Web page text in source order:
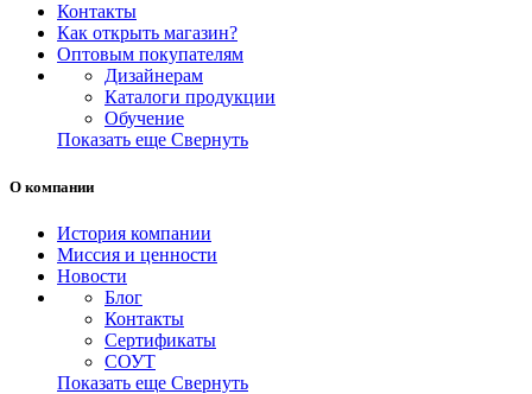
Контакты
Как открыть магазин?
Оптовым покупателям
Дизайнерам
Каталоги продукции
Обучение
Показать еще Свернуть
О компании
История компании
Миссия и ценности
Новости
Блог
Контакты
Сертификаты
СОУТ
Показать еще Свернуть